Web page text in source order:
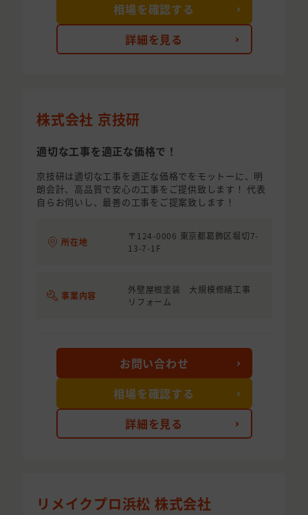
詳細を見る
相場を確認する
株式会社 京技研
適切な工事を適正な価格で！
京技研は適切な工事を適正な価格でをモットーに、明
朗会計、高品質で安心の工事をご提供致します！ 代表
自らお伺いし、最善の工事をご提案致します！
所在地
〒124-0006 東京都葛飾区堀切7-
13-7-1F
事業内容
外壁屋根塗装 大規模修繕工事
リフォーム
詳細を見る
お問い合わせ
相場を確認する
リメイクプロ浜松 株式会社